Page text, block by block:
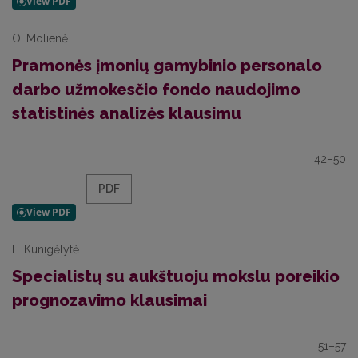
O. Molienė
Pramonės įmonių gamybinio personalo
darbo užmokesčio fondo naudojimo
statistinės analizės klausimu
42–50
PDF
L. Kunigėlytė
Specialistų su aukštuoju mokslu poreikio
prognozavimo klausimai
51–57